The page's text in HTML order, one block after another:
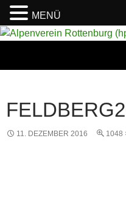
11. DEZEMBER 2016 1048
MENÜ